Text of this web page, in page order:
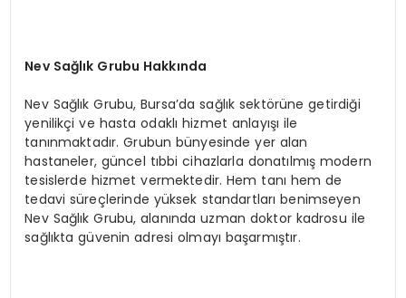
Nev Sağlık Grubu Hakkında
Nev Sağlık Grubu, Bursa’da sağlık sektörüne getirdiği
yenilikçi ve hasta odaklı hizmet anlayışı ile
tanınmaktadır. Grubun bünyesinde yer alan
hastaneler, güncel tıbbi cihazlarla donatılmış modern
tesislerde hizmet vermektedir. Hem tanı hem de
tedavi süreçlerinde yüksek standartları benimseyen
Nev Sağlık Grubu, alanında uzman doktor kadrosu ile
sağlıkta güvenin adresi olmayı başarmıştır.